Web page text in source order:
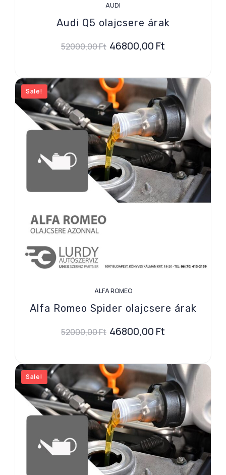
AUDI
Audi Q5 olajcsere árak
52000,00Ft 46800,00 Ft
Sale!
ALFA ROMEO
Alfa Romeo Spider olajcsere árak
52000,00Ft 46800,00 Ft
Sale!